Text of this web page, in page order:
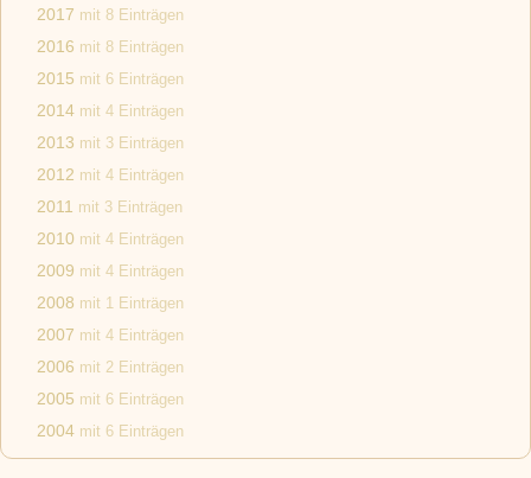
2017 mit 8 Einträgen
2016 mit 8 Einträgen
2015 mit 6 Einträgen
2014 mit 4 Einträgen
2013 mit 3 Einträgen
2012 mit 4 Einträgen
2011 mit 3 Einträgen
2010 mit 4 Einträgen
2009 mit 4 Einträgen
2008 mit 1 Einträgen
2007 mit 4 Einträgen
2006 mit 2 Einträgen
2005 mit 6 Einträgen
2004 mit 6 Einträgen